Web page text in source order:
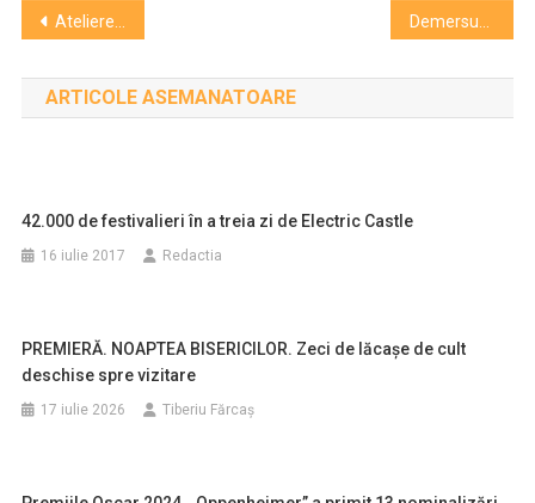
Navigare
în
articole
Ateliere susținute de experți ai scenei internaționale la FITT 2026 Demersuri pentru reabilitarea Palatului Teleki
ARTICOLE ASEMANATOARE
42.000 de festivalieri în a treia zi de Electric Castle
16 iulie 2017 Redactia
PREMIERĂ. NOAPTEA BISERICILOR. Zeci de lăcașe de cult
deschise spre vizitare
17 iulie 2026 Tiberiu Fărcaş